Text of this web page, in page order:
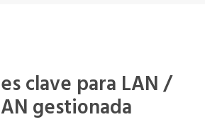
clave para LAN /
gestionada